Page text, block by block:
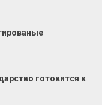
готовится к